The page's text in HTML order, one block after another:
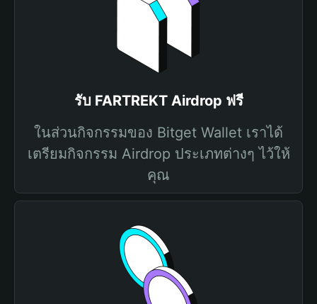
รับ FARTREKT Airdrop ฟรี
ในส่วนกิจกรรมของ Bitget Wallet เราได้
เตรียมกิจกรรม Airdrop ประเภทต่างๆ ไว้ให้
คุณ